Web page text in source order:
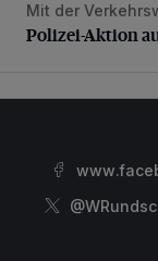
Polizei-Aktion
Mit der
Polizei-Aktion